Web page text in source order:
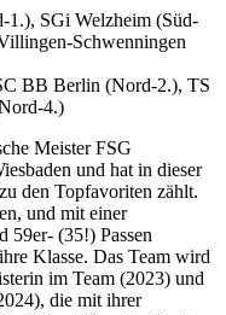
1.), SGi Welzheim (Süd-
Schwenningen
BB Berlin (Nord-2.), TS
4.)
Meister FSG
und hat in dieser
den Topfavoriten zählt.
und mit einer
59er- (35!) Passen
Klasse. Das Team wird
im Team (2023) und
die mit ihrer